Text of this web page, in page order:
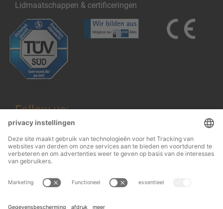
Lidmaatschappen & certificeringen
Follow us:
Wettelijke informatie